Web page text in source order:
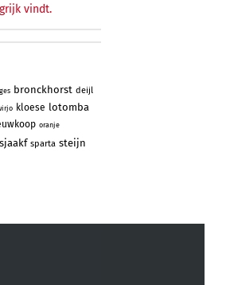
vindt.
bronckhorst deijl
kloese lotomba
oranje
sjaakf sparta steijn